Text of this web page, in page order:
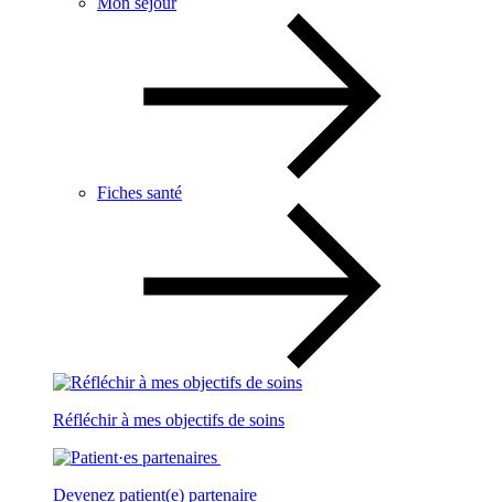
Fiches santé
Réfléchir à mes objectifs de soins
Devenez patient(e) partenaire